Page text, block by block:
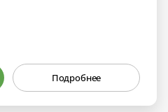
Подробнее